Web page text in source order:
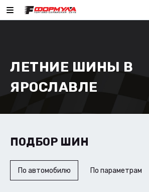
ЛЕТНИЕ ШИНЫ В
ЯРОСЛАВЛЕ
ПОДБОР ШИН
По автомобилю По параметрам